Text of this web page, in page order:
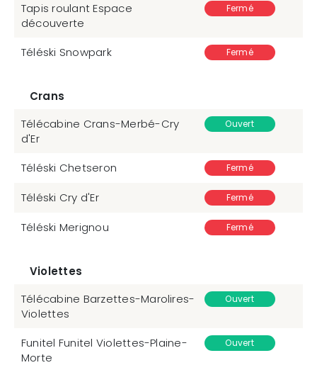
Tapis roulant Espace
découverte
Fermé
Téléski Snowpark Fermé
Crans
Télécabine Crans-Merbé-Cry
d'Er
Ouvert
Téléski Chetseron Fermé
Téléski Cry d'Er Fermé
Téléski Merignou Fermé
Violettes
Télécabine Barzettes-Marolires-
Violettes
Ouvert
Funitel Funitel Violettes-Plaine-
Morte
Ouvert